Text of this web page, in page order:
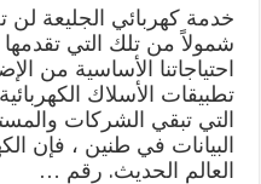
خدمة كهربائي الجليعة لن
شمولاً من تلك التي تقدمها
احتياجاتنا الأساسية من
تطبيقات الأسلاك
التي تبقي الشركات
البيانات في طنين ، فإن
العالم الحديث. رقم …